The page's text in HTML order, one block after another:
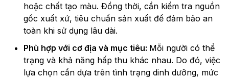
hoặc chất tạo màu. Đồng thời, cần kiểm tra nguồn
gốc xuất xứ, tiêu chuẩn sản xuất để đảm bảo an
toàn khi sử dụng lâu dài.
Phù hợp với cơ địa và mục tiêu: Mỗi người có thể
trạng và khả năng hấp thu khác nhau. Do đó, việc
lựa chọn cần dựa trên tình trạng dinh dưỡng, mức